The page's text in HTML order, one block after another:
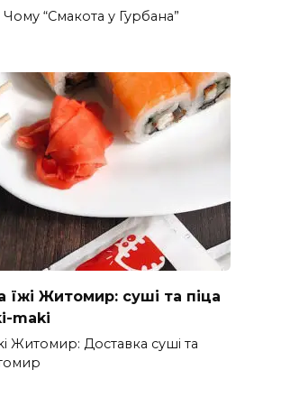
“Смакота у Гурбана”
їжі Житомир: суші та піца
maki
Житомир: Доставка суші та